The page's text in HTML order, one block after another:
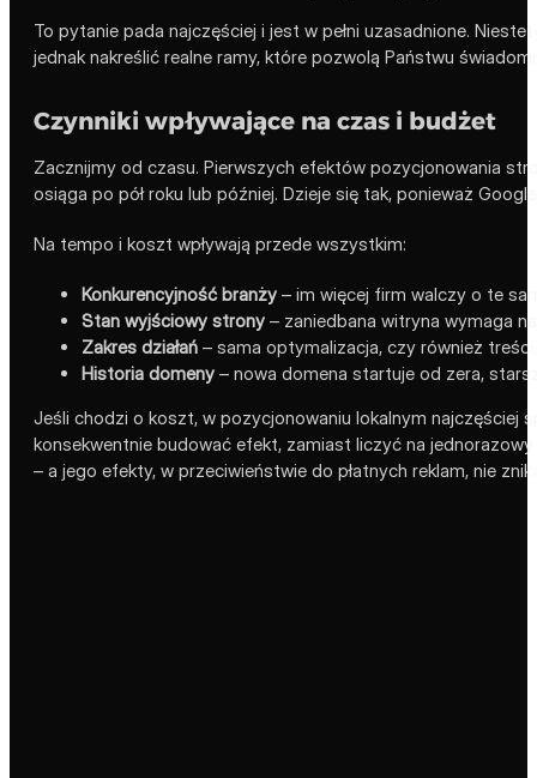
To pytanie pada najczęściej i jest w pełni uzasadnione.
jednak nakreślić realne ramy, które pozwolą Państwu
Czynniki wpływające na czas i budżet
Zacznijmy od czasu. Pierwszych efektów pozycjonowania
osiąga po pół roku lub później. Dzieje się tak, ponieważ
Na tempo i koszt wpływają przede wszystkim:
Konkurencyjność branży – im więcej firm walczy o te
Stan wyjściowy strony – zaniedbana witryna wymaga
Zakres działań – sama optymalizacja, czy również
Historia domeny – nowa domena startuje od zera,
Jeśli chodzi o koszt, w pozycjonowaniu lokalnym najczęściej
konsekwentnie budować efekt, zamiast liczyć na
– a jego efekty, w przeciwieństwie do płatnych reklam, nie